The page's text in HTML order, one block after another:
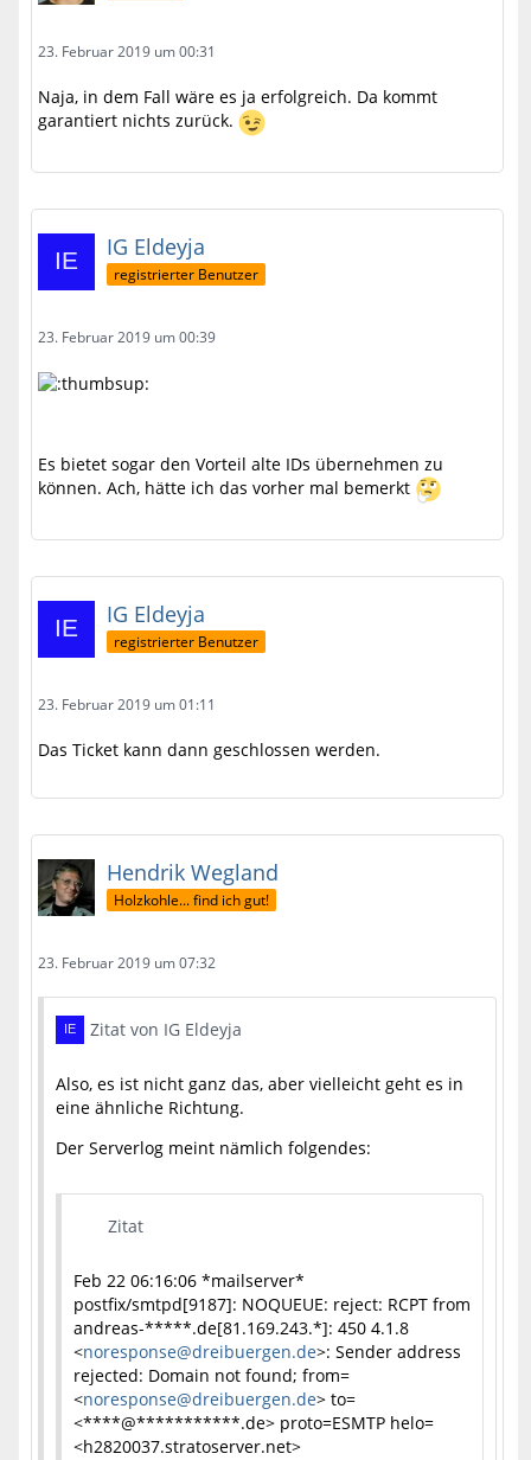
23. Februar 2019 um 00:31
Naja, in dem Fall wäre es ja erfolgreich. Da kommt
garantiert nichts zurück.
IG Eldeyja
registrierter Benutzer
23. Februar 2019 um 00:39
Es bietet sogar den Vorteil alte IDs übernehmen zu
können. Ach, hätte ich das vorher mal bemerkt
IG Eldeyja
registrierter Benutzer
23. Februar 2019 um 01:11
Das Ticket kann dann geschlossen werden.
Hendrik Wegland
Holzkohle... find ich gut!
23. Februar 2019 um 07:32
Zitat von IG Eldeyja
Also, es ist nicht ganz das, aber vielleicht geht es in
eine ähnliche Richtung.
Der Serverlog meint nämlich folgendes:
Zitat
Feb 22 06:16:06 *mailserver*
postfix/smtpd[9187]: NOQUEUE: reject: RCPT from
andreas-*****.de[81.169.243.*]: 450 4.1.8
<noresponse@dreibuergen.de>: Sender address
rejected: Domain not found; from=
<noresponse@dreibuergen.de> to=
<****@***********.de> proto=ESMTP helo=
<h2820037.stratoserver.net>